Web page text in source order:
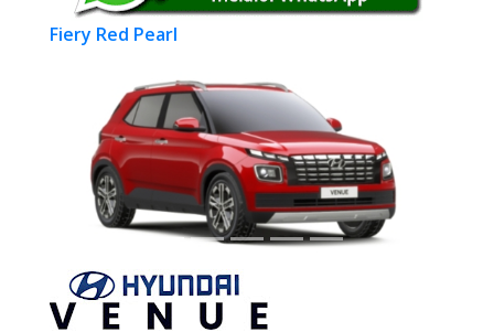
Fiery Red Pearl
Previous